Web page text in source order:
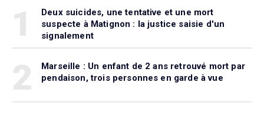
Deux suicides, une tentative et une mort
suspecte à Matignon : la justice saisie d'un
signalement
Marseille : Un enfant de 2 ans retrouvé mort par
pendaison, trois personnes en garde à vue